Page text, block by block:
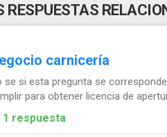
RESPUESTAS
carnicería
se si esta pregunta se
para obtener licencia de
1 respuesta